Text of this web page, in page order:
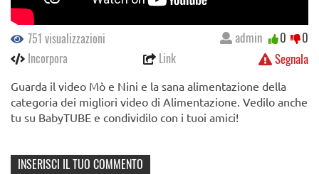
751 visualizzazioni
Incorpora
Link Segnala
admin 0 0
Guarda il video Mò e Nini e la sana alimentazione della
categoria dei migliori video di Alimentazione. Vedilo anche
tu su BabyTUBE e condividilo con i tuoi amici!
INSERISCI IL TUO COMMENTO